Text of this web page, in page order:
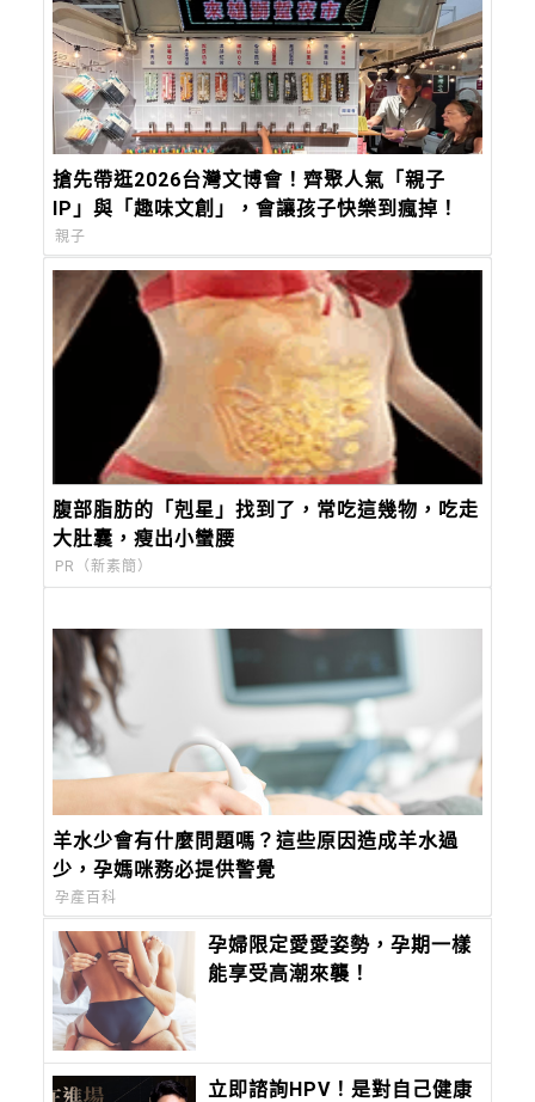
搶先帶逛2026台灣文博會！齊聚人氣「親子
IP」與「趣味文創」，會讓孩子快樂到瘋掉！
親子
腹部脂肪的「剋星」找到了，常吃這幾物，吃走
大肚囊，瘦出小蠻腰
PR（新素簡）
羊水少會有什麼問題嗎？這些原因造成羊水過
少，孕媽咪務必提供警覺
孕產百科
孕婦限定愛愛姿勢，孕期一樣
能享受高潮來襲！
立即諮詢HPV！是對自己健康